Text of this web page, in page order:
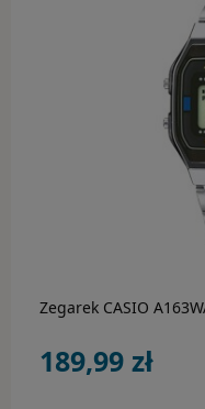
Zegarek CASIO
189,99 zł